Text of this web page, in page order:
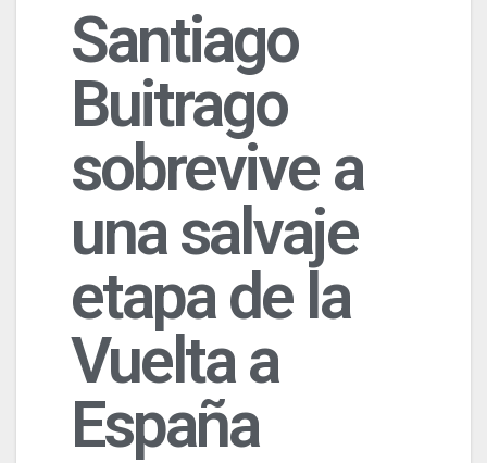
Santiago
Buitrago
sobrevive a
una salvaje
etapa de la
Vuelta a
España